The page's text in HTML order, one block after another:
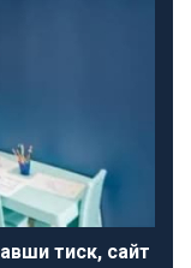
тиск, сайт